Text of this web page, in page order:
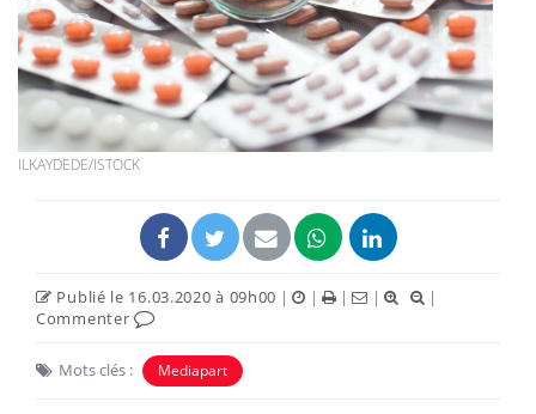
ILKAYDEDE/ISTOCK
Publié le 16.03.2020 à 09h00 | | | |
|
Commenter
Mots clés : Mediapart